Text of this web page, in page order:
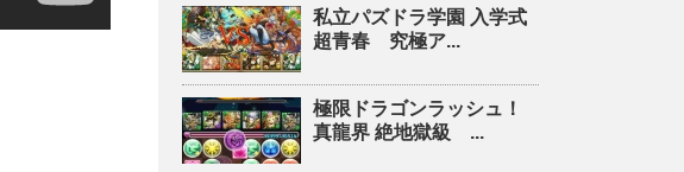
私立パズドラ学園 入学式
超青春 究極ア...
極限ドラゴンラッシュ！
真龍界 絶地獄級 ...